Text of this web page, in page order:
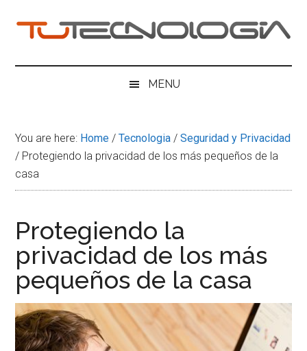
content
menu
sidebar
Tu
Tecnologia
MENU
You are here: Home / Tecnologia / Seguridad y Privacidad
/ Protegiendo la privacidad de los más pequeños de la
casa
Protegiendo la
privacidad de los más
pequeños de la casa